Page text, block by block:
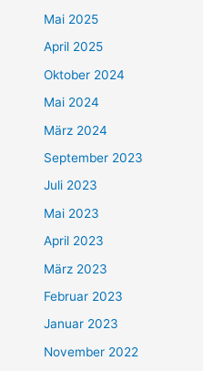
Mai 2025
April 2025
Oktober 2024
Mai 2024
März 2024
September 2023
Juli 2023
Mai 2023
April 2023
März 2023
Februar 2023
Januar 2023
November 2022